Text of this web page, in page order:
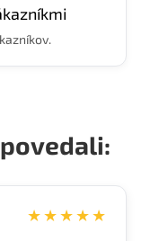
★★★★★